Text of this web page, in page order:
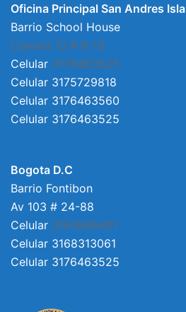
Oficina Principal San Andres Isla
Barrio School House
Carrera 13 # 8-13
Celular 3176463525
Celular 3175729818
Celular 3176463560
Celular 3176463525
Bogota D.C
Barrio Fontibon
Av 103 # 24-88
Celular 3163895401
Celular 3168313061
Celular 3176463525